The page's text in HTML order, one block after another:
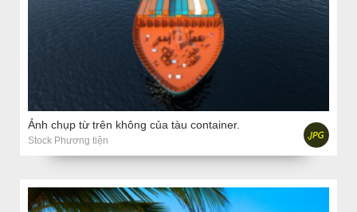
Ảnh chụp từ trên không của tàu container.
Stock Phương tiện